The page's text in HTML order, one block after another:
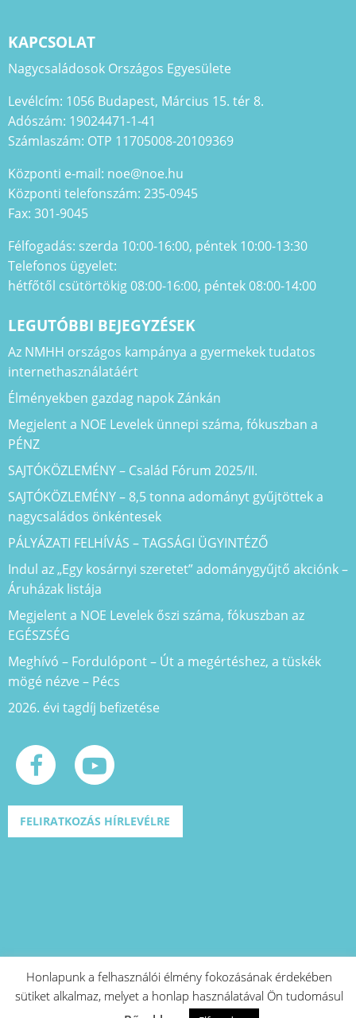
KAPCSOLAT
Nagycsaládosok Országos Egyesülete
Levélcím: 1056 Budapest, Március 15. tér 8.
Adószám: 19024471-1-41
Számlaszám: OTP 11705008-20109369
Központi e-mail: noe@noe.hu
Központi telefonszám: 235-0945
Fax: 301-9045
Félfogadás: szerda 10:00-16:00, péntek 10:00-13:30
Telefonos ügyelet:
hétfőtől csütörtökig 08:00-16:00, péntek 08:00-14:00
LEGUTÓBBI BEJEGYZÉSEK
Az NMHH országos kampánya a gyermekek tudatos
internethasználatáért
Élményekben gazdag napok Zánkán
Megjelent a NOE Levelek ünnepi száma, fókuszban a
PÉNZ
SAJTÓKÖZLEMÉNY – Család Fórum 2025/II.
SAJTÓKÖZLEMÉNY – 8,5 tonna adományt gyűjtöttek a
nagycsaládos önkéntesek
PÁLYÁZATI FELHÍVÁS – TAGSÁGI ÜGYINTÉZŐ
Indul az „Egy kosárnyi szeretet” adománygyűjtő akciónk –
Áruházak listája
Megjelent a NOE Levelek őszi száma, fókuszban az
EGÉSZSÉG
Meghívó – Fordulópont – Út a megértéshez, a tüskék
mögé nézve – Pécs
2026. évi tagdíj befizetése
FELIRATKOZÁS HÍRLEVÉLRE
A projekt azonosító száma: EFOP-1.2.1-
Honlapunk a felhasználói élmény fokozásának érdekében
sütiket alkalmaz, melyet a honlap használatával Ön tudomásul